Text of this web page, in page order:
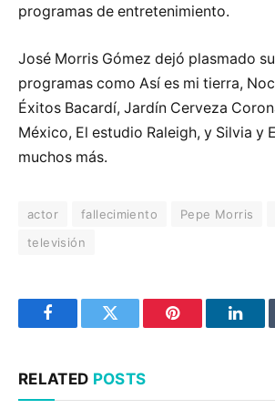
programas de entretenimiento.
José Morris Gómez dejó plasmado
programas como Así es mi tierra,
Éxitos Bacardí, Jardín Cerveza
México, El estudio Raleigh, y Silvia y
muchos más.
actor fallecimiento Pepe Morris
televisión
FacebookTwitter Pinterest
RELATED POSTS